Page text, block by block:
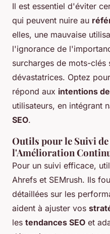
Il est essentiel d'éviter
qui peuvent nuire au
elles, une mauvaise
l'ignorance de
surcharges de mots-clés
dévastatrices. Optez
répond aux intentions
utilisateurs, en intégrant
SEO.
Outils pour le Suivi
l'Amélioration
Pour un suivi efficace,
Ahrefs et SEMrush. Ils
détaillées sur les
aident à ajuster vos
les tendances SEO et